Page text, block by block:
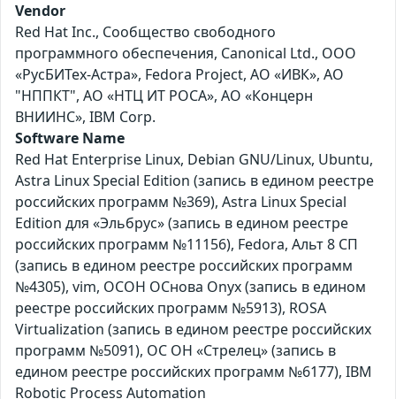
Vendor
Red Hat Inc., Сообщество свободного
программного обеспечения, Canonical Ltd., ООО
«РусБИТех-Астра», Fedora Project, АО «ИВК», АО
"НППКТ", АО «НТЦ ИТ РОСА», АО «Концерн
ВНИИНС», IBM Corp.
Software Name
Red Hat Enterprise Linux, Debian GNU/Linux, Ubuntu,
Astra Linux Special Edition (запись в едином реестре
российских программ №369), Astra Linux Special
Edition для «Эльбрус» (запись в едином реестре
российских программ №11156), Fedora, Альт 8 СП
(запись в едином реестре российских программ
№4305), vim, ОСОН ОСнова Оnyx (запись в едином
реестре российских программ №5913), ROSA
Virtualization (запись в едином реестре российских
программ №5091), ОС ОН «Стрелец» (запись в
едином реестре российских программ №6177), IBM
Robotic Process Automation